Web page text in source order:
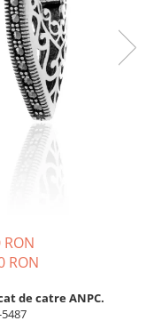
RON
de catre ANPC.